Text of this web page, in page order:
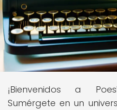
¡Bienvenidos a
Sumérgete en un